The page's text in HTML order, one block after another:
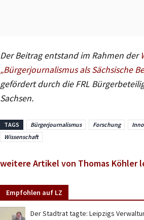
Der Beitrag entstand im Rahmen der
„Bürgerjournalismus als Sächsische
gefördert durch die FRL
Sachsen.
TAGS Bürgerjournalismus Forschung
Wissenschaft
weitere Artikel von Thomas Köhler
Empfohlen auf LZ
Der Stadtrat tagte: Leipzigs